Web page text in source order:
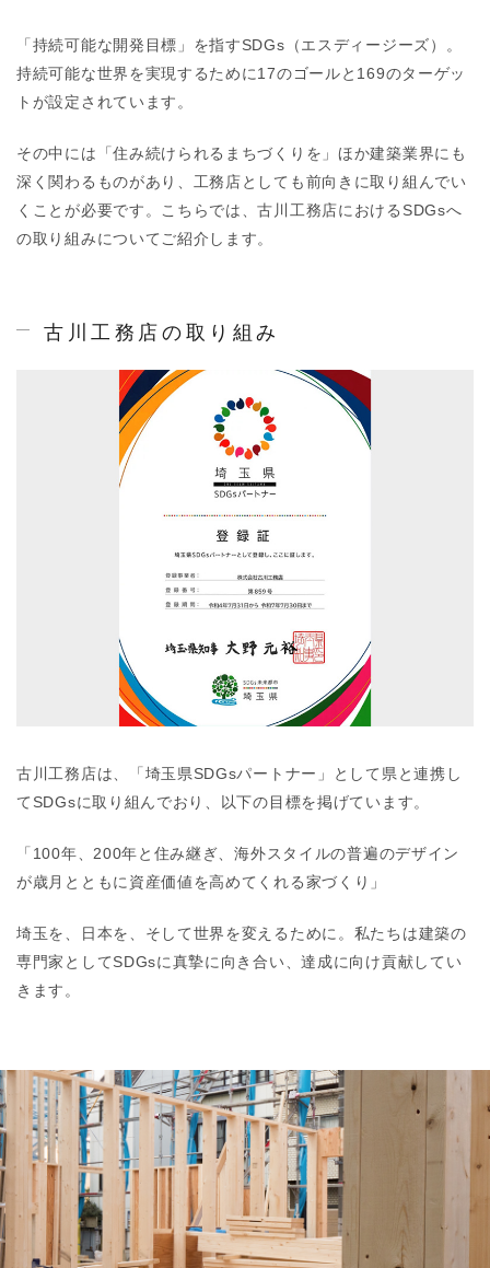
「持続可能な開発目標」を指すSDGs（エスディージーズ）。
持続可能な世界を実現するために17のゴールと169のターゲッ
トが設定されています。
その中には「住み続けられるまちづくりを」ほか建築業界にも
深く関わるものがあり、工務店としても前向きに取り組んでい
くことが必要です。こちらでは、古川工務店におけるSDGsへ
の取り組みについてご紹介します。
古川工務店の取り組み
古川工務店は、「埼玉県SDGsパートナー」として県と連携し
てSDGsに取り組んでおり、以下の目標を掲げています。
「100年、200年と住み継ぎ、海外スタイルの普遍のデザイン
が歳月とともに資産価値を高めてくれる家づくり」
埼玉を、日本を、そして世界を変えるために。私たちは建築の
専門家としてSDGsに真摯に向き合い、達成に向け貢献してい
きます。